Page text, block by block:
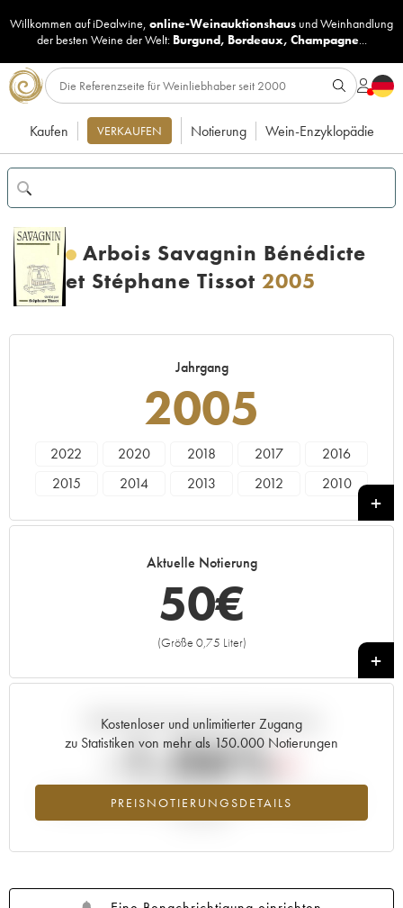
Willkommen auf iDealwine, online-Weinauktionshaus undWeinhandlung
der besten Weine der Welt: Burgund, Bordeaux, Champagne...
Kaufen VERKAUFEN Notierung Wein-Enzyklopädie
Arbois Savagnin Bénédicte
et Stéphane Tissot 2005
Jahrgang
2005
2022 2020 2018 2017
2016
2015
2014 2013 2012
2010
Aktuelle Notierung
50€
(Größe 0,75 Liter)
+
Kostenloser und unlimitierter Zugang
zu Statistiken von mehr als 150.000 Notierungen
PREISNOTIERUNGSDETAILS
Aktuelle Entwicklung der Preisnotierung
-1.06%
Preisabfall des Jahrgangs 2005 im Jahr 2026 im Vergleich zum